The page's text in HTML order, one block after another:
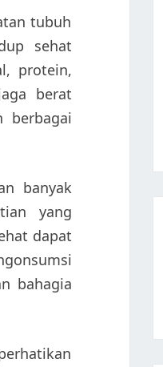
tubuh
sehat
protein,
berat
berbagai
banyak
yang
dapat
bahagia